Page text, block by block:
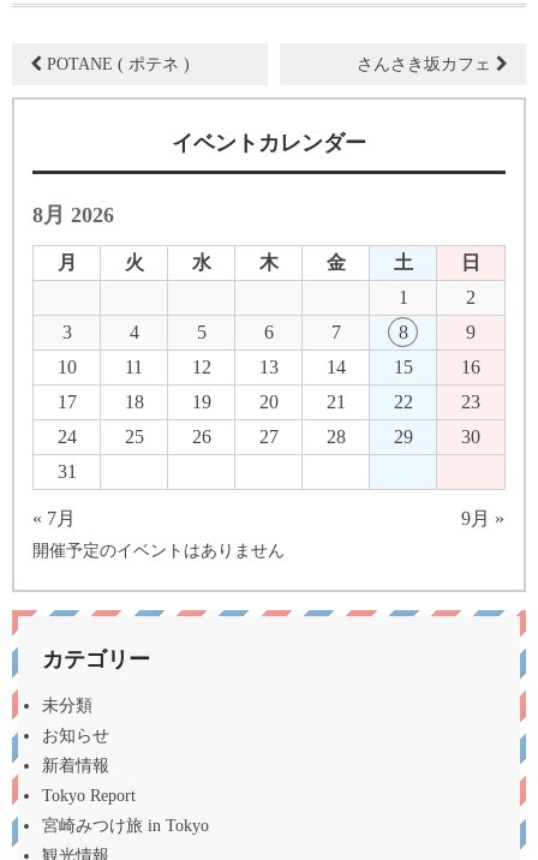
POTANE ( ポテネ ) さんさき坂カフェ
イベントカレンダー
8月 2026
月 火 水 木 金 土
日
1
2
3
4 5 6 7 8
9
10
11 12 13 14 15
16
17
18 19 20 21 22
23
24
25 26 27 28 29
30
31
« 7月 9月 »
開催予定のイベントはありません
カテゴリー
未分類
お知らせ
新着情報
Tokyo Report
宮崎みつけ旅 in Tokyo
観光情報